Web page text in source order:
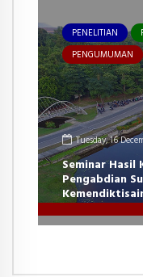
PENELITIAN
PENGUMUMAN
Tuesday, 16
Seminar Hasil
Pengabdian